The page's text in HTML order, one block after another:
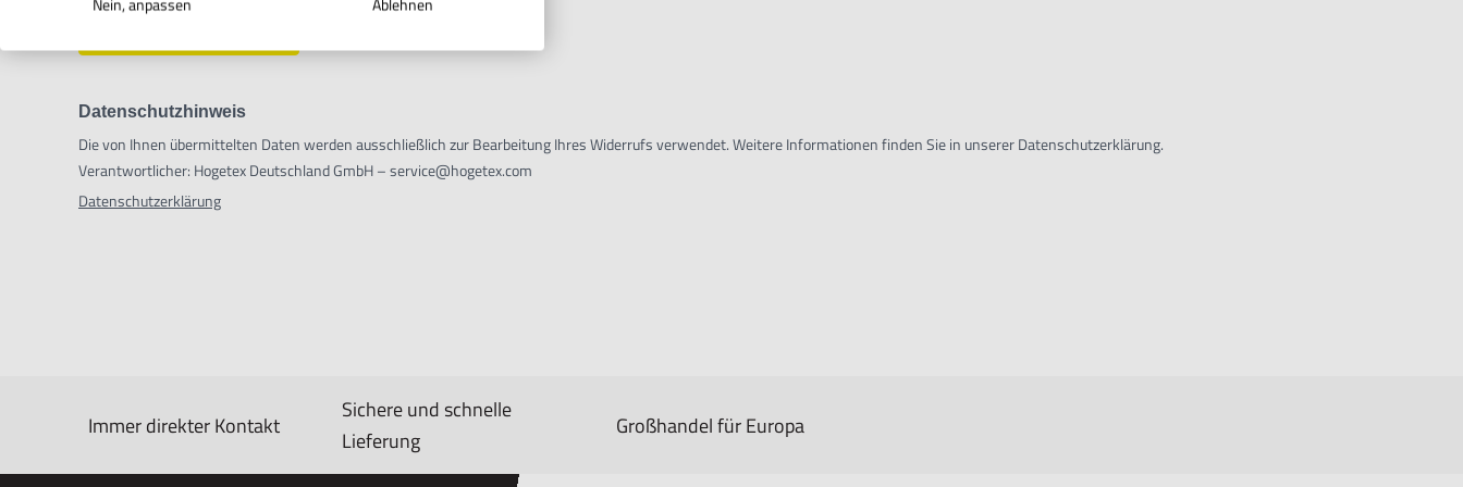
Datenschutzhinweis
Die von Ihnen übermittelten Daten werden ausschließlich zur Bearbeitung Ihres Widerrufs verwendet. Weitere Informationen finden Sie in unserer Datenschutzerklärung.
Verantwortlicher: Hogetex Deutschland GmbH – service@hogetex.com
Datenschutzerklärung
Immer direkter Kontakt
Sichere und schnelle
Lieferung
Großhandel für Europa